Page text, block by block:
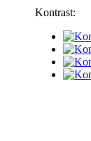
Kontrast: